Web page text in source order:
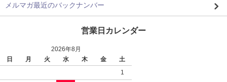
メルマガ最近のバックナンバー
営業日カレンダー
2026年8月
日
月 火 水 木 金
土
1